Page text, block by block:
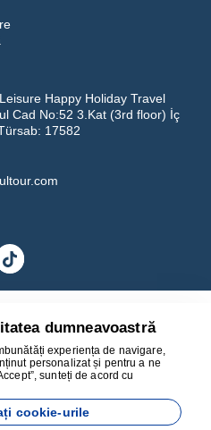
Happy Holiday Travel
Cad No:52 3.Kat (3rd floor) İç
17582
TRAVEL AGENCY - 17582
dumneavoastră
experiența de navigare,
personalizat și pentru a ne
sunteți de acord cu
cookie-urile